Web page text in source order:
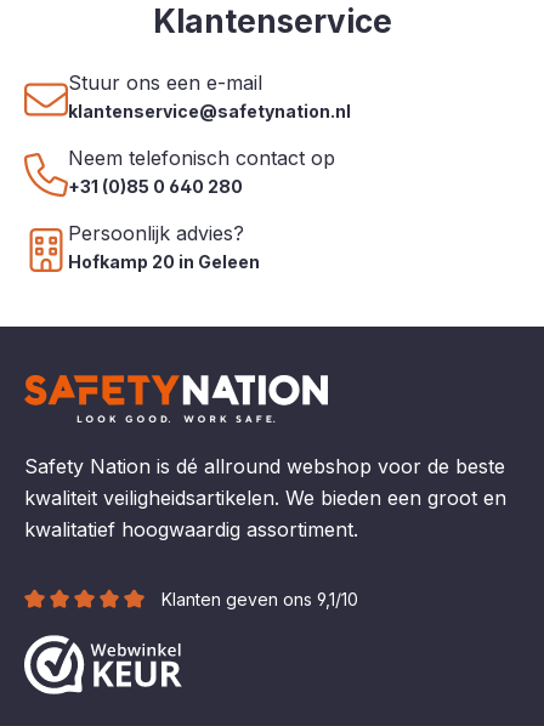
Klantenservice
Stuur ons een e-mail
klantenservice@safetynation.nl
Neem telefonisch contact op
+31 (0)85 0 640 280
Persoonlijk advies?
Hofkamp 20 in Geleen
Safety Nation is dé allround webshop voor de beste
kwaliteit veiligheidsartikelen. We bieden een groot en
kwalitatief hoogwaardig assortiment.
Klanten geven ons 9,1/10